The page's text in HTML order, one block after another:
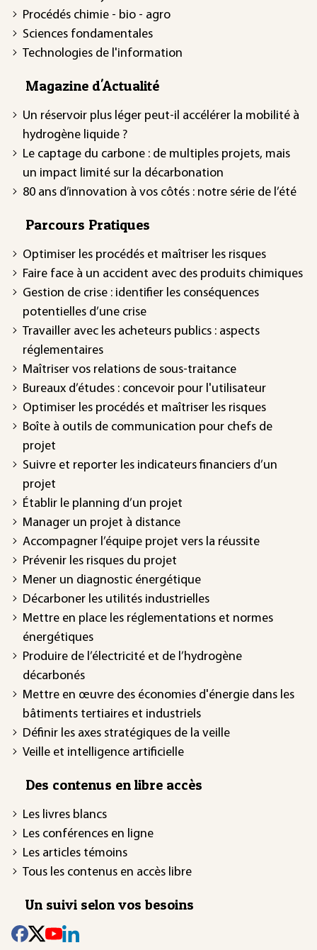
Procédés chimie - bio - agro
Sciences fondamentales
Technologies de l'information
Magazine d'Actualité
Un réservoir plus léger peut-il accélérer la mobilité à
hydrogène liquide ?
Le captage du carbone : de multiples projets, mais
un impact limité sur la décarbonation
80 ans d’innovation à vos côtés : notre série de l’été
Parcours Pratiques
Optimiser les procédés et maîtriser les risques
Faire face à un accident avec des produits chimiques
Gestion de crise : identifier les conséquences
potentielles d’une crise
Travailler avec les acheteurs publics : aspects
réglementaires
Maîtriser vos relations de sous-traitance
Bureaux d’études : concevoir pour l'utilisateur
Optimiser les procédés et maîtriser les risques
Boîte à outils de communication pour chefs de
projet
Suivre et reporter les indicateurs financiers d’un
projet
Établir le planning d’un projet
Manager un projet à distance
Accompagner l’équipe projet vers la réussite
Prévenir les risques du projet
Mener un diagnostic énergétique
Décarboner les utilités industrielles
Mettre en place les réglementations et normes
énergétiques
Produire de l’électricité et de l’hydrogène
décarbonés
Mettre en œuvre des économies d'énergie dans les
bâtiments tertiaires et industriels
Définir les axes stratégiques de la veille
Veille et intelligence artificielle
Des contenus en libre accès
Les livres blancs
Les conférences en ligne
Les articles témoins
Tous les contenus en accès libre
Un suivi selon vos besoins